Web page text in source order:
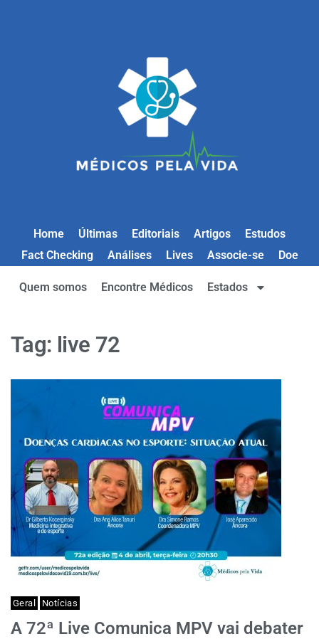
Home Últimas Editoriais Artigos
Estudos
Fact Checking
Análises Lives Associe-se Doe
Quem somos Encontre Médicos Estados
Tag: live 72
Geral Notícias
A 72ª Live Comunica MPV vai debater